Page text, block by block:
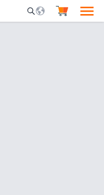
Mobile Search